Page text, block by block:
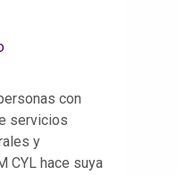
con
servicios
y
CYL hace suya